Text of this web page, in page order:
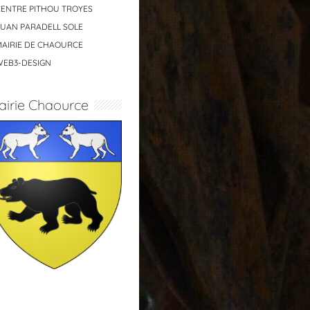
PITHOU TROYES
PARADELL SOLE
DE CHAOURCE
DESIGN
Chaource